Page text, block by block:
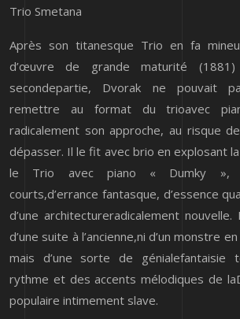
Trio Smetana
Après son titanesque Trio en fa
d’œuvre de grande maturité
secondepartie, Dvorak ne pouvait
remettre au format du trioavec
radicalement son approche, au risque
dépasser. Il le fit avec brio en explosant
le Trio avec piano « Dumky »,
courts,d’errance fantasque, d’essence
d’une architectureradicalement
d’une suite à l’ancienne,ni d’un monstre
mais d’une sorte de génialefantaisie
rythme et des accents mélodiques de
populaire intimement slave.